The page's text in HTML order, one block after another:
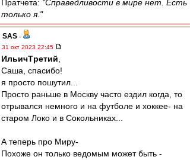
Пратчета: "Справедливости в мире нет. Есть
только я."
SAS -
31 окт 2023 22:45
ИльичТpeтий
Саша, спасибо!
я просто пошутил...
Просто раньше в Москву часто ездил когда, то
отрывался немного и на футболе и хоккее- на
старом Локо и в Сокольниках...
А теперь про Миру-
Похоже он только ведомым может быть -